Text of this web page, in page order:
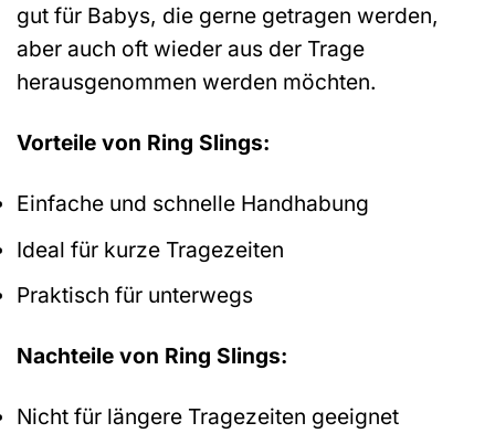
gut für Babys, die gerne getragen werden,
aber auch oft wieder aus der Trage
herausgenommen werden möchten.
Vorteile von Ring Slings:
Einfache und schnelle Handhabung
Ideal für kurze Tragezeiten
Praktisch für unterwegs
Nachteile von Ring Slings:
Nicht für längere Tragezeiten geeignet